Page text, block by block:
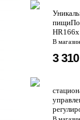
HR166x
В
3